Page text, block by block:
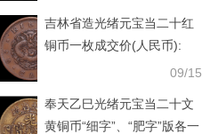
吉林省造光绪元宝当二十红
铜币一枚成交价(人民币):
09/15
奉天乙巳光绪元宝当二十文
黄铜币“细字”、“肥字”版各一